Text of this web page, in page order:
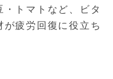
トマトなど、ビタ
が疲労回復に役立ち